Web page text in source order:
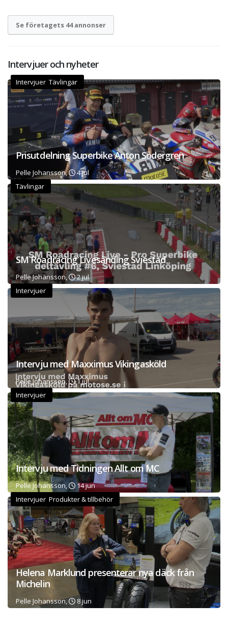
Se företagets 44 annonser
Intervjuer och nyheter
Intervjuer Tävlingar
Prisutdelning Superbike Anton Södergren
Pelle Johansson,
4 jul
Tävlingar
SM Roadracing Livesänding Sviestad
Pelle Johansson,
2 jul
Intervjuer
Intervju med Maxximus Vikingasköld
Pelle Johansson,
1 jul
Intervjuer
Intervju med Tidningen Allt om MC
Pelle Johansson,
14 jun
Intervjuer Produkter & tillbehör
Helena Marklund presenterar nya däck från
Michelin
Pelle Johansson, 8 jun